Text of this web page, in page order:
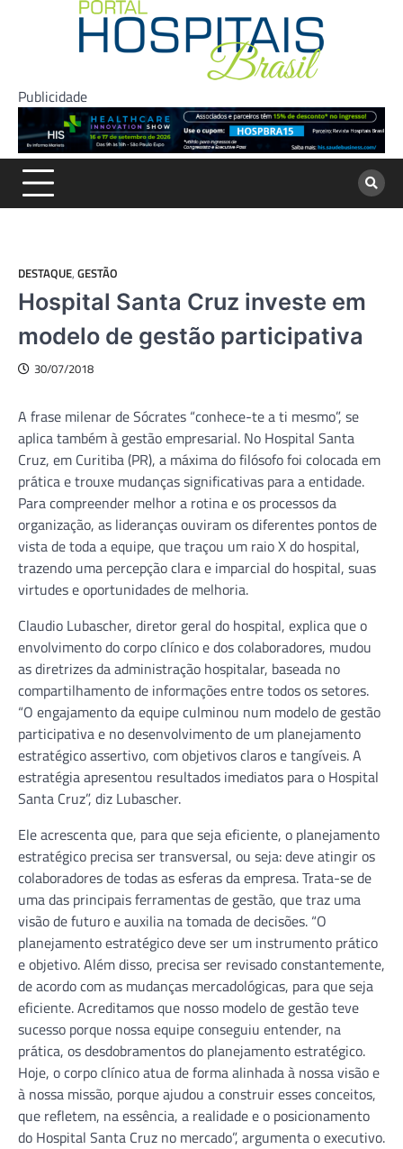
Publicidade
DESTAQUE, GESTÃO
Hospital Santa Cruz investe em
modelo de gestão participativa
30/07/2018
A frase milenar de Sócrates “conhece-te a ti mesmo”, se
aplica também à gestão empresarial. No Hospital Santa
Cruz, em Curitiba (PR), a máxima do filósofo foi colocada em
prática e trouxe mudanças significativas para a entidade.
Para compreender melhor a rotina e os processos da
organização, as lideranças ouviram os diferentes pontos de
vista de toda a equipe, que traçou um raio X do hospital,
trazendo uma percepção clara e imparcial do hospital, suas
virtudes e oportunidades de melhoria.
Claudio Lubascher, diretor geral do hospital, explica que o
envolvimento do corpo clínico e dos colaboradores, mudou
as diretrizes da administração hospitalar, baseada no
compartilhamento de informações entre todos os setores.
“O engajamento da equipe culminou num modelo de gestão
participativa e no desenvolvimento de um planejamento
estratégico assertivo, com objetivos claros e tangíveis. A
estratégia apresentou resultados imediatos para o Hospital
Santa Cruz”, diz Lubascher.
Ele acrescenta que, para que seja eficiente, o planejamento
estratégico precisa ser transversal, ou seja: deve atingir os
colaboradores de todas as esferas da empresa. Trata-se de
uma das principais ferramentas de gestão, que traz uma
visão de futuro e auxilia na tomada de decisões. “O
planejamento estratégico deve ser um instrumento prático
e objetivo. Além disso, precisa ser revisado constantemente,
de acordo com as mudanças mercadológicas, para que seja
eficiente. Acreditamos que nosso modelo de gestão teve
sucesso porque nossa equipe conseguiu entender, na
prática, os desdobramentos do planejamento estratégico.
Hoje, o corpo clínico atua de forma alinhada à nossa visão e
à nossa missão, porque ajudou a construir esses conceitos,
que refletem, na essência, a realidade e o posicionamento
do Hospital Santa Cruz no mercado”, argumenta o executivo.